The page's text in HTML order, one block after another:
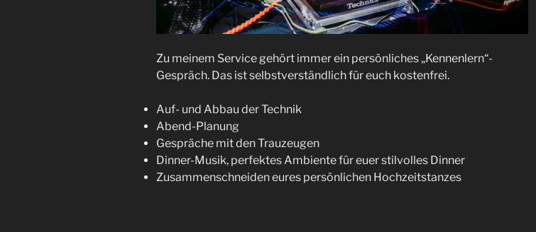
Zu meinem Service gehört immer ein persönliches „Kennenlern“-
Gespräch. Das ist selbstverständlich für euch kostenfrei.
Auf- und Abbau der Technik
Abend-Planung
Gespräche mit den Trauzeugen
Dinner-Musik, perfektes Ambiente für euer stilvolles Dinner
Zusammenschneiden eures persönlichen Hochzeitstanzes